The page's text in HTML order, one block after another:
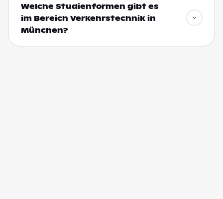
Welche Studienformen gibt es
im Bereich Verkehrstechnik in
München?